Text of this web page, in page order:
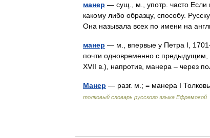
манер — сущ., м., употр. часто Если
какому либо образцу, способу.
Она называла всех по имени на
манер — м., впервые у Петра I,
почти одновременно с
XVII в.), напротив, манера – через
Манер — разг. м.; = манера I
толковый словарь русского языка Ефремовой